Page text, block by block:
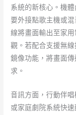
系統的新核心。機
要外接點歌主機或
線將畫面輸出至家
觀。若配合支援無
鏡像功能，將畫面
求。
音訊方面，行動伴
或家庭劇院系統快